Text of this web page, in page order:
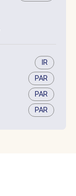
IR
PAR
PAR
PAR